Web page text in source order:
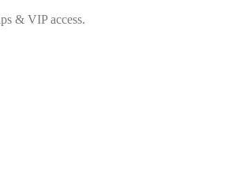
& VIP access.